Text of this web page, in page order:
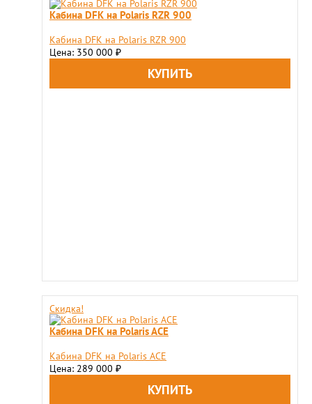
Кабина DFK на Polaris RZR 900
Кабина DFK на Polaris RZR 900
Цена: 350 000 ₽
Скидка!
Кабина DFK на Polaris ACE
Кабина DFK на Polaris ACE
Цена: 289 000 ₽